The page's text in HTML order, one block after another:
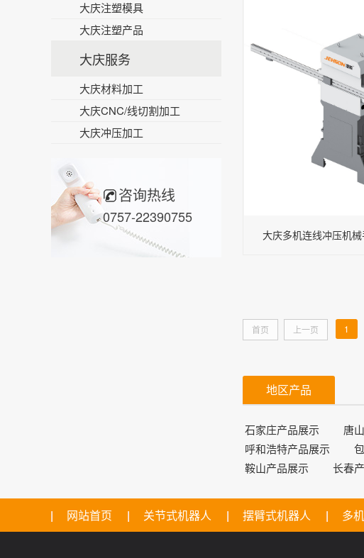
大庆注塑模具
大庆注塑产品
大庆服务
大庆材料加工
大庆CNC/线切割加工
大庆冲压加工
咨询热线
0757-22390755
大庆多机连线冲压机
首页 上一页 1
地区产品
石家庄产品展示 唐
呼和浩特产品展示
鞍山产品展示
长春
网站首页 关节式机器人 摆臂式机器人 多